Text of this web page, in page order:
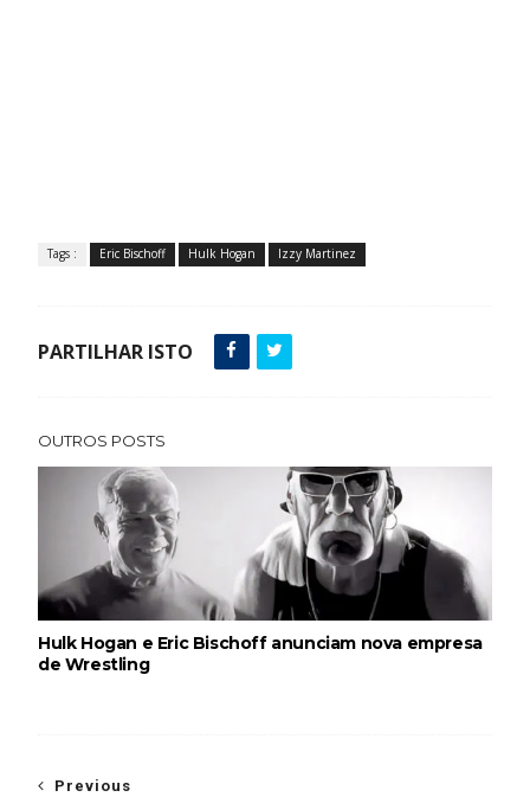
Tags : Eric Bischoff Hulk Hogan Izzy Martinez
PARTILHAR ISTO
OUTROS POSTS
Hulk Hogan e Eric Bischoff anunciam nova empresa
de Wrestling
Previous